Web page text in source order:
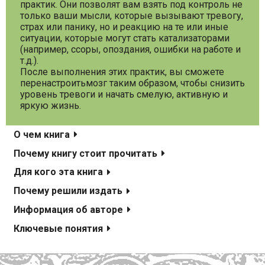
практик. Они позволят вам взять под контроль не
только ваши мысли, которые вызывают тревогу,
страх или панику, но и реакцию на те или иные
ситуации, которые могут стать катализаторами
(например, ссоры, опоздания, ошибки на работе и
т.д.).
После выполнения этих практик, вы сможете
перенастроитьмозг таким образом, чтобы снизить
уровень тревоги и начать смелую, активную и
яркую жизнь.
О чем книга
Почему книгу стоит прочитать
Для кого эта книга
Почему решили издать
Информация об авторе
Ключевые понятия